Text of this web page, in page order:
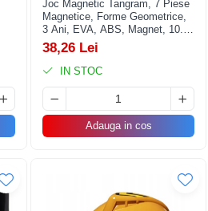
Joc Magnetic Tangram, 7 Piese
Magnetice, Forme Geometrice,
3 Ani, EVA, ABS, Magnet, 10.5
x 10.5 x 2.2 cm, Multicolor
38,26 Lei
IN STOC
Adauga in cos